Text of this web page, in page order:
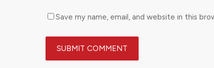
Save my name, email, and website in this